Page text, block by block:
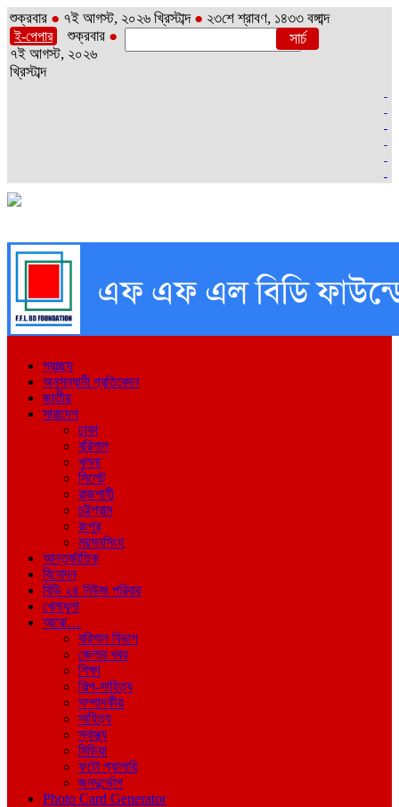
শুক্রবার ● ৭ই আগস্ট, ২০২৬ খ্রিস্টাব্দ ● ২৩শে শ্রাবণ, ১৪৩৩ বঙ্গাব্দ
ই-পেপার শুক্রবার ●
৭ই আগস্ট, ২০২৬
খ্রিস্টাব্দ
প্রচ্ছদ
অনুসন্ধানী প্রতিবেদন
জাতীয়
সারাদেশ
ঢাকা
বরিশাল
খুলনা
সিলেট
রাজশাহী
চট্টগ্রাম
রংপুর
ময়মনসিংহ
আন্তর্জাতিক
বিনোদন
বিডি ২৪ নিউজ পরিবার
খেলাধুলা
আরো…
বরিশাল বিভাগ
জেলার খবর
শিক্ষা
শিল্প-সাহিত্য
সম্পাদকীয়
সাহিত্য
স্বাস্থ্য
মিডিয়া
ফটো গ্যালারি
জনদুর্ভোগ
Photo Card Generator